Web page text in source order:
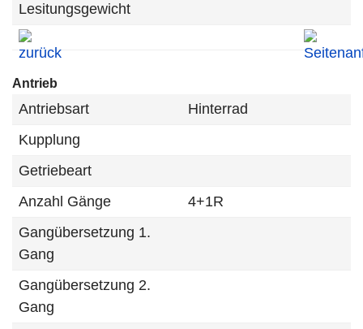
Lesitungsgewicht
Antrieb
Antriebsart
Hinterrad
Kupplung
Getriebeart
Anzahl Gänge
4+1R
Gangübersetzung 1.
Gang
Gangübersetzung 2.
Gang